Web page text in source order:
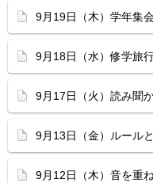
9月19日（木）学年集
9月18日（水）修学旅
9月17日（火）読み聞
9月13日（金）ルール
9月12日（木）音を重